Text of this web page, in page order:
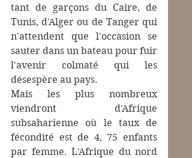
tant de garçons du Caire, de
Tunis, d'Alger ou de Tanger qui
n'attendent que l'occasion se
sauter dans un bateau pour fuir
l'avenir colmaté qui les
désespère au pays.
Mais les plus nombreux
viendront d'Afrique
subsaharienne où le taux de
fécondité est de 4, 75 enfants
par femme. L'Afrique du nord